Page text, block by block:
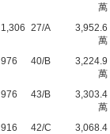
萬
1,306 27/A
3,952.6
萬
976 40/B
3,224.9
萬
976 43/B
3,303.4
萬
916 42/C
3,068.4